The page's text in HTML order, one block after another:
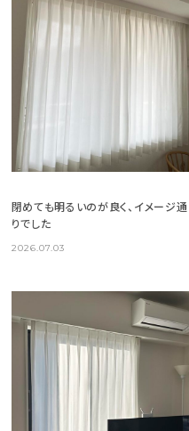
閉めても明るいのが良く、イメージ通
りでした
2026.07.03